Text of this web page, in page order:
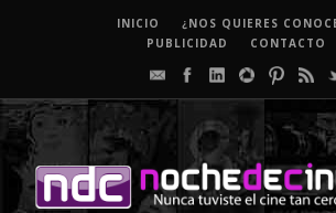
INICIO
¿NOS QUIERES
PUBLICIDAD
CONTACTO